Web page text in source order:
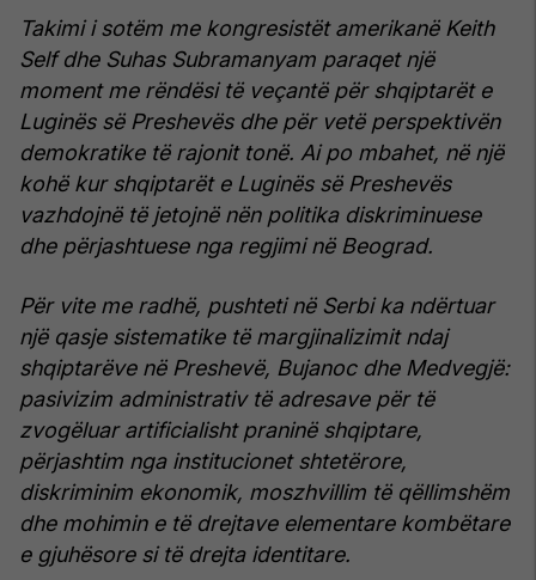
Takimi i sotëm me kongresistët amerikanë Keith
Self dhe Suhas Subramanyam paraqet një
moment me rëndësi të veçantë për shqiptarët e
Luginës së Preshevës dhe për vetë perspektivën
demokratike të rajonit tonë. Ai po mbahet, në një
kohë kur shqiptarët e Luginës së Preshevës
vazhdojnë të jetojnë nën politika diskriminuese
dhe përjashtuese nga regjimi në Beograd.
Për vite me radhë, pushteti në Serbi ka ndërtuar
një qasje sistematike të margjinalizimit ndaj
shqiptarëve në Preshevë, Bujanoc dhe Medvegjë:
pasivizim administrativ të adresave për të
zvogëluar artificialisht praninë shqiptare,
përjashtim nga institucionet shtetërore,
diskriminim ekonomik, moszhvillim të qëllimshëm
dhe mohimin e të drejtave elementare kombëtare
e gjuhësore si të drejta identitare.